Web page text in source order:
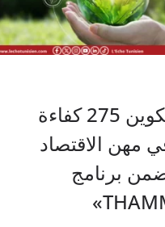
انطلاق تكوين 275 كفاءة
مهن الاقتصاد
برنامج